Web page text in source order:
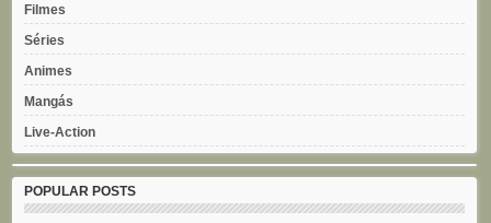
Filmes
Séries
Animes
Mangás
Live-Action
POPULAR POSTS